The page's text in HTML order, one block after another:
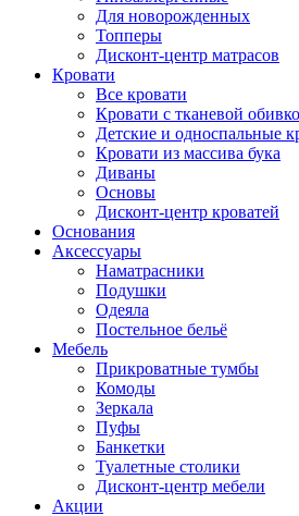
Для новорожденных
Топперы
Дисконт-центр матрасов
Кровати
Все кровати
Кровати с тканевой
Детские и односпальные
Кровати из массива бука
Диваны
Основы
Дисконт-центр кроватей
Основания
Аксессуары
Наматрасники
Подушки
Одеяла
Постельное бельё
Мебель
Прикроватные тумбы
Комоды
Зеркала
Пуфы
Банкетки
Туалетные столики
Дисконт-центр мебели
Акции